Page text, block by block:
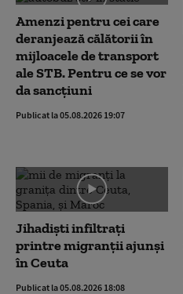
Amenzi pentru cei care
deranjează călătorii în
mijloacele de transport
ale STB. Pentru ce se vor
da sancțiuni
Publicat la 05.08.2026 19:07
Jihadiști infiltrați
printre migranții ajunși
în Ceuta
Publicat la 05.08.2026 18:08